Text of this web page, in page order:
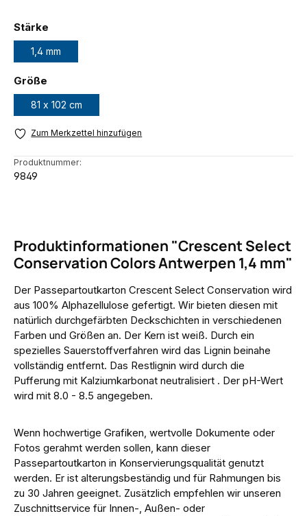
Stärke
1,4 mm
Größe
81 x 102 cm
Zum Merkzettel hinzufügen
Produktnummer:
9849
Produktinformationen "Crescent Select
Conservation Colors Antwerpen 1,4 mm"
Der Passepartoutkarton Crescent Select Conservation wird
aus 100% Alphazellulose gefertigt. Wir bieten diesen mit
natürlich durchgefärbten Deckschichten in verschiedenen
Farben und Größen an. Der Kern ist weiß. Durch ein
spezielles Sauerstoffverfahren wird das Lignin beinahe
vollständig entfernt. Das Restlignin wird durch die
Pufferung mit Kalziumkarbonat neutralisiert . Der pH-Wert
wird mit 8.0 - 8.5 angegeben.
Wenn hochwertige Grafiken, wertvolle Dokumente oder
Fotos gerahmt werden sollen, kann dieser
Passepartoutkarton in Konservierungsqualität genutzt
werden. Er ist alterungsbeständig und für Rahmungen bis
zu 30 Jahren geeignet. Zusätzlich empfehlen wir unseren
Zuschnittservice für Innen-, Außen- oder